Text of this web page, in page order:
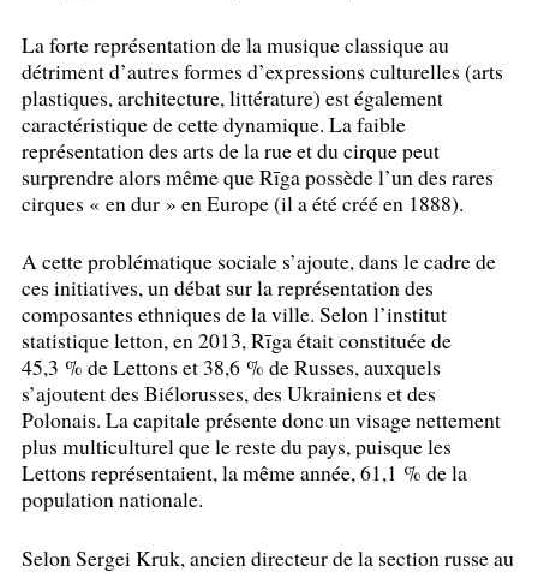
La forte représentation de la musique classique au
détriment d’autres formes d’expressions culturelles (arts
plastiques, architecture, littérature) est également
caractéristique de cette dynamique. La faible
représentation des arts de la rue et du cirque peut
surprendre alors même que Rīga possède l’un des rares
cirques « en dur » en Europe (il a été créé en 1888).
A cette problématique sociale s’ajoute, dans le cadre de
ces initiatives, un débat sur la représentation des
composantes ethniques de la ville. Selon l’institut
statistique letton, en 2013, Rīga était constituée de
45,3 % de Lettons et 38,6 % de Russes, auxquels
s’ajoutent des Biélorusses, des Ukrainiens et des
Polonais. La capitale présente donc un visage nettement
plus multiculturel que le reste du pays, puisque les
Lettons représentaient, la même année, 61,1 % de la
population nationale.
Selon Sergei Kruk, ancien directeur de la section russe au